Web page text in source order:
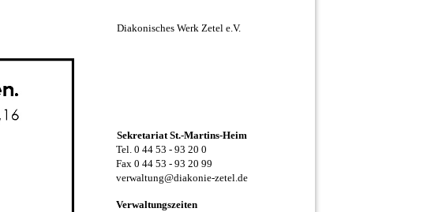
Diakonisches Werk Zetel e.V.
Sekretariat St.-Martins-Heim
Tel. 0 44 53 - 93 20 0
Fax 0 44 53 - 93 20 99
verwaltung@diakonie-zetel.de
Verwaltungszeiten